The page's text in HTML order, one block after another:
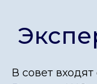
В совет